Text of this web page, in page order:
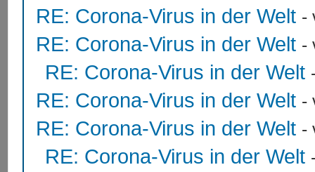
RE: Corona-Virus in der Welt -
RE: Corona-Virus in der Welt -
RE: Corona-Virus in der Welt
RE: Corona-Virus in der Welt -
RE: Corona-Virus in der Welt -
RE: Corona-Virus in der Welt